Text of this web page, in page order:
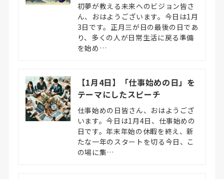
初夢が教える未来へのビジョン皆さ
ん、おはようございます。今日は1月
3日です。正月三が日の最後の日であ
り、多くの人が日常生活に戻る準備
を始め…
【1月4日】「仕事始めの日」を
テーマにしたスピーチ
仕事始めの日皆さん、おはようござ
います。今日は1月4日、仕事始めの
日です。年末年始の休暇を終え、新
たな一年のスタートを切る今日、こ
の場に集…